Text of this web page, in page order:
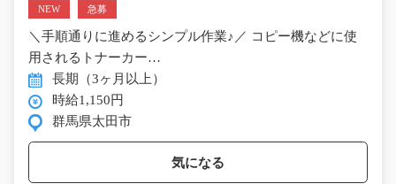
NEW 急募
＼手順通りに進めるシンプル作業♪／ コピー機などに使
用されるトナーカー…
長期（3ヶ月以上）
時給1,150円
群馬県太田市
気になる